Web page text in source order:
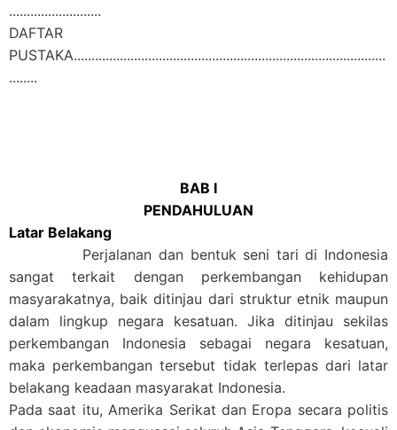
..........................
DAFTAR
PUSTAKA........................................................................................
........
BAB I
PENDAHULUAN
Latar Belakang
Perjalanan dan bentuk seni tari di Indonesia
sangat terkait dengan perkembangan kehidupan
masyarakatnya, baik ditinjau dari struktur etnik maupun
dalam lingkup negara kesatuan. Jika ditinjau sekilas
perkembangan Indonesia sebagai negara kesatuan,
maka perkembangan tersebut tidak terlepas dari latar
belakang keadaan masyarakat Indonesia.
Pada saat itu, Amerika Serikat dan Eropa secara politis